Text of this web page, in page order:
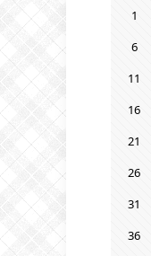
1
6
11
16
21
26
31
36